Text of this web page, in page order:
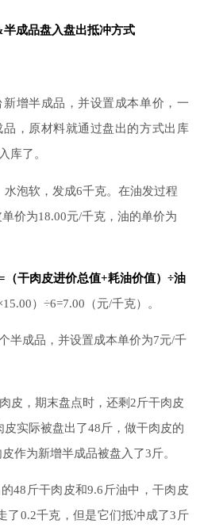
成品盘入盘出抵冲方式
增半成品，并设置成本单价，一
，原材料就通过盘出的方式出库
库了。
泡软，发成6千克。在油发过程
价为18.00元/千克，油的单价为
（干肉皮进价总值+耗油价值）÷油
）÷6=7.00（元/千克）。
半成品，并设置成本单价为7元/千
皮，期末盘点时，还剩2斤干肉皮
实际被盘出了48斤，做干肉皮的
作为新增半成品被盘入了3斤。
48斤干肉皮和9.6斤油中，干肉皮
了0.2千克，但是它们抵冲成了3斤